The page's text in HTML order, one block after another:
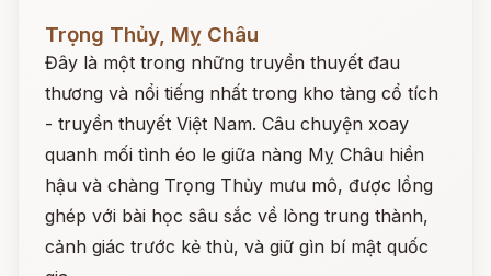
Trọng Thủy, Mỵ Châu
Đây là một trong những truyền thuyết đau
thương và nổi tiếng nhất trong kho tàng cổ tích
- truyền thuyết Việt Nam. Câu chuyện xoay
quanh mối tình éo le giữa nàng Mỵ Châu hiền
hậu và chàng Trọng Thủy mưu mô, được lồng
ghép với bài học sâu sắc về lòng trung thành,
cảnh giác trước kẻ thù, và giữ gìn bí mật quốc